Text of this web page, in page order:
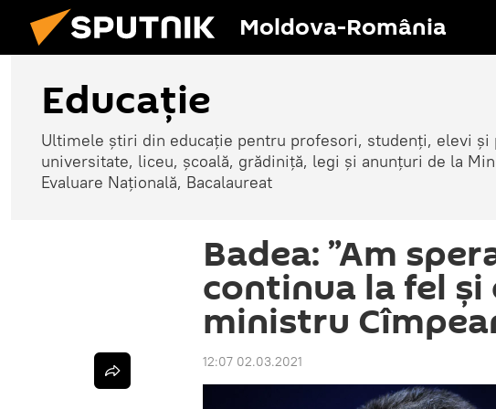
Moldova-România
Educație
Ultimele știri din educație pentru profesori, studenți, elevi
universitate, liceu, școală, grădiniță, legi și anunțuri de la
Evaluare Națională, Bacalaureat
Badea: ”Am
continua la fel și
ministru
12:07 02.03.2021